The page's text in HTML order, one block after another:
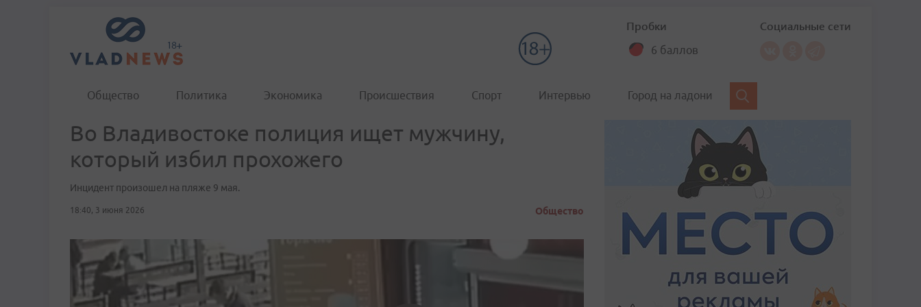
Пробки
6 баллов
Социальные сети
Общество Политика Экономика Происшествия Спорт Интервью Город на ладони
Во Владивостоке полиция ищет мужчину,
который избил прохожего
Инцидент произошел на пляже 9 мая.
18:40, 3 июня 2026 Общество